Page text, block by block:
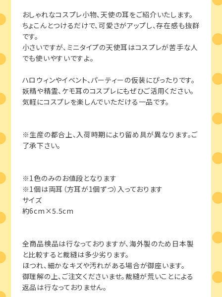
おしゃれなコスプレ小物、天使の耳をご紹介いたします。
ちょこんとつけるだけで、可愛さがアップし、存在感も抜群
です。
小さいですが、ミニタイプの天使耳はコスプレが苦手な人
でも使いやすいですよ。
ハロウィンやイベント、パーティーの仮装にぴったりです。
妖精や精霊、ケモ耳のコスプレにもぜひご活用ください。
気軽にコスプレを楽しんでいただける一品です。
※生産の都合上、入荷時期により留め具が異なります。ご
了承下さい。
※1色のみのお値段となります
※1個は両耳（方耳が1個ずつ）入っております
サイズ
約6cm×5.5cm
全商品検品は行なっておりますが、海外製のため日本製
と比較すると裁縫は多少劣ります。
ほつれ、細かなキズや汚れがある場合が御座います。
御理解の上、ご注文くださいませ。裁縫が荒いことによる
返品は行なっておりません。